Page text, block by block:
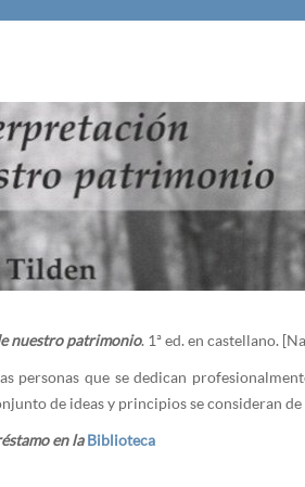
nuestro patrimonio. 1ª ed. en castellano.
personas que se dedican
de ideas y principios se consideran
en laBiblioteca